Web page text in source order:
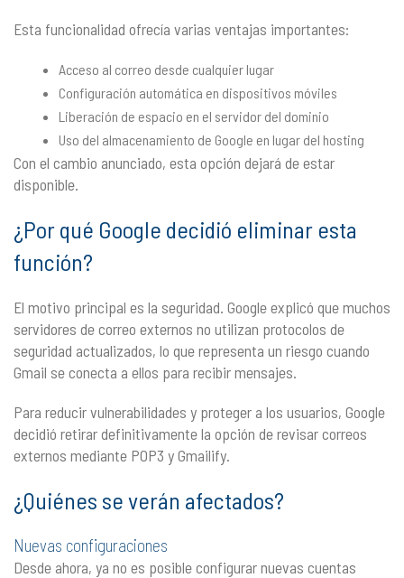
Esta funcionalidad ofrecía varias ventajas importantes:
Acceso al correo desde cualquier lugar
Configuración automática en dispositivos móviles
Liberación de espacio en el servidor del dominio
Uso del almacenamiento de Google en lugar del hosting
Con el cambio anunciado, esta opción dejará de estar
disponible.
¿Por qué Google decidió eliminar esta
función?
El motivo principal es la seguridad. Google explicó que muchos
servidores de correo externos no utilizan protocolos de
seguridad actualizados, lo que representa un riesgo cuando
Gmail se conecta a ellos para recibir mensajes.
Para reducir vulnerabilidades y proteger a los usuarios, Google
decidió retirar definitivamente la opción de revisar correos
externos mediante POP3 y Gmailify.
¿Quiénes se verán afectados?
Nuevas configuraciones
Desde ahora, ya no es posible configurar nuevas cuentas